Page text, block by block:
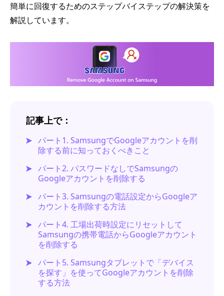
簡単に回復するためのステップバイステップの解決策を
解説しています。
記事上で：
パート1. SamsungでGoogleアカウントを削
除する前に知っておくべきこと
パート2. パスワードなしでSamsungの
Googleアカウントを削除する
パート3. Samsungの電話設定からGoogleア
カウントを削除する方法
パート4. 工場出荷時設定にリセットして
Samsungの携帯電話からGoogleアカウント
を削除する
パート5. Samsungタブレットで「デバイス
を探す」を使ってGoogleアカウントを削除
する方法